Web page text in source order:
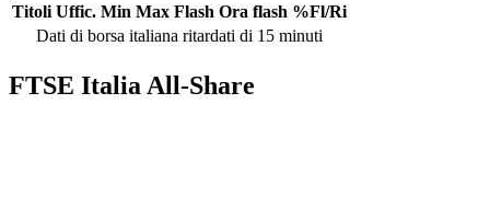
Titoli Uffic. Min Max Flash Ora flash %Fl/Ri
Dati di borsa italiana ritardati di 15 minuti
FTSE Italia All-Share